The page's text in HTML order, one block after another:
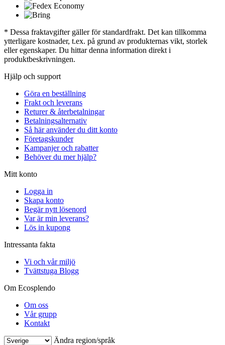
* Dessa fraktavgifter gäller för standardfrakt. Det kan tillkomma
ytterligare kostnader, t.ex. på grund av produkternas vikt, storlek
eller egenskaper. Du hittar denna information direkt i
produktbeskrivningen.
Hjälp och support
Göra en beställning
Frakt och leverans
Returer & återbetalningar
Betalningsalternativ
Så här använder du ditt konto
Företagskunder
Kampanjer och rabatter
Behöver du mer hjälp?
Mitt konto
Logga in
Skapa konto
Begär nytt lösenord
Var är min leverans?
Lös in kupong
Intressanta fakta
Vi och vår miljö
Tvättstuga Blogg
Om Ecosplendo
Om oss
Vår grupp
Kontakt
Ändra region/språk